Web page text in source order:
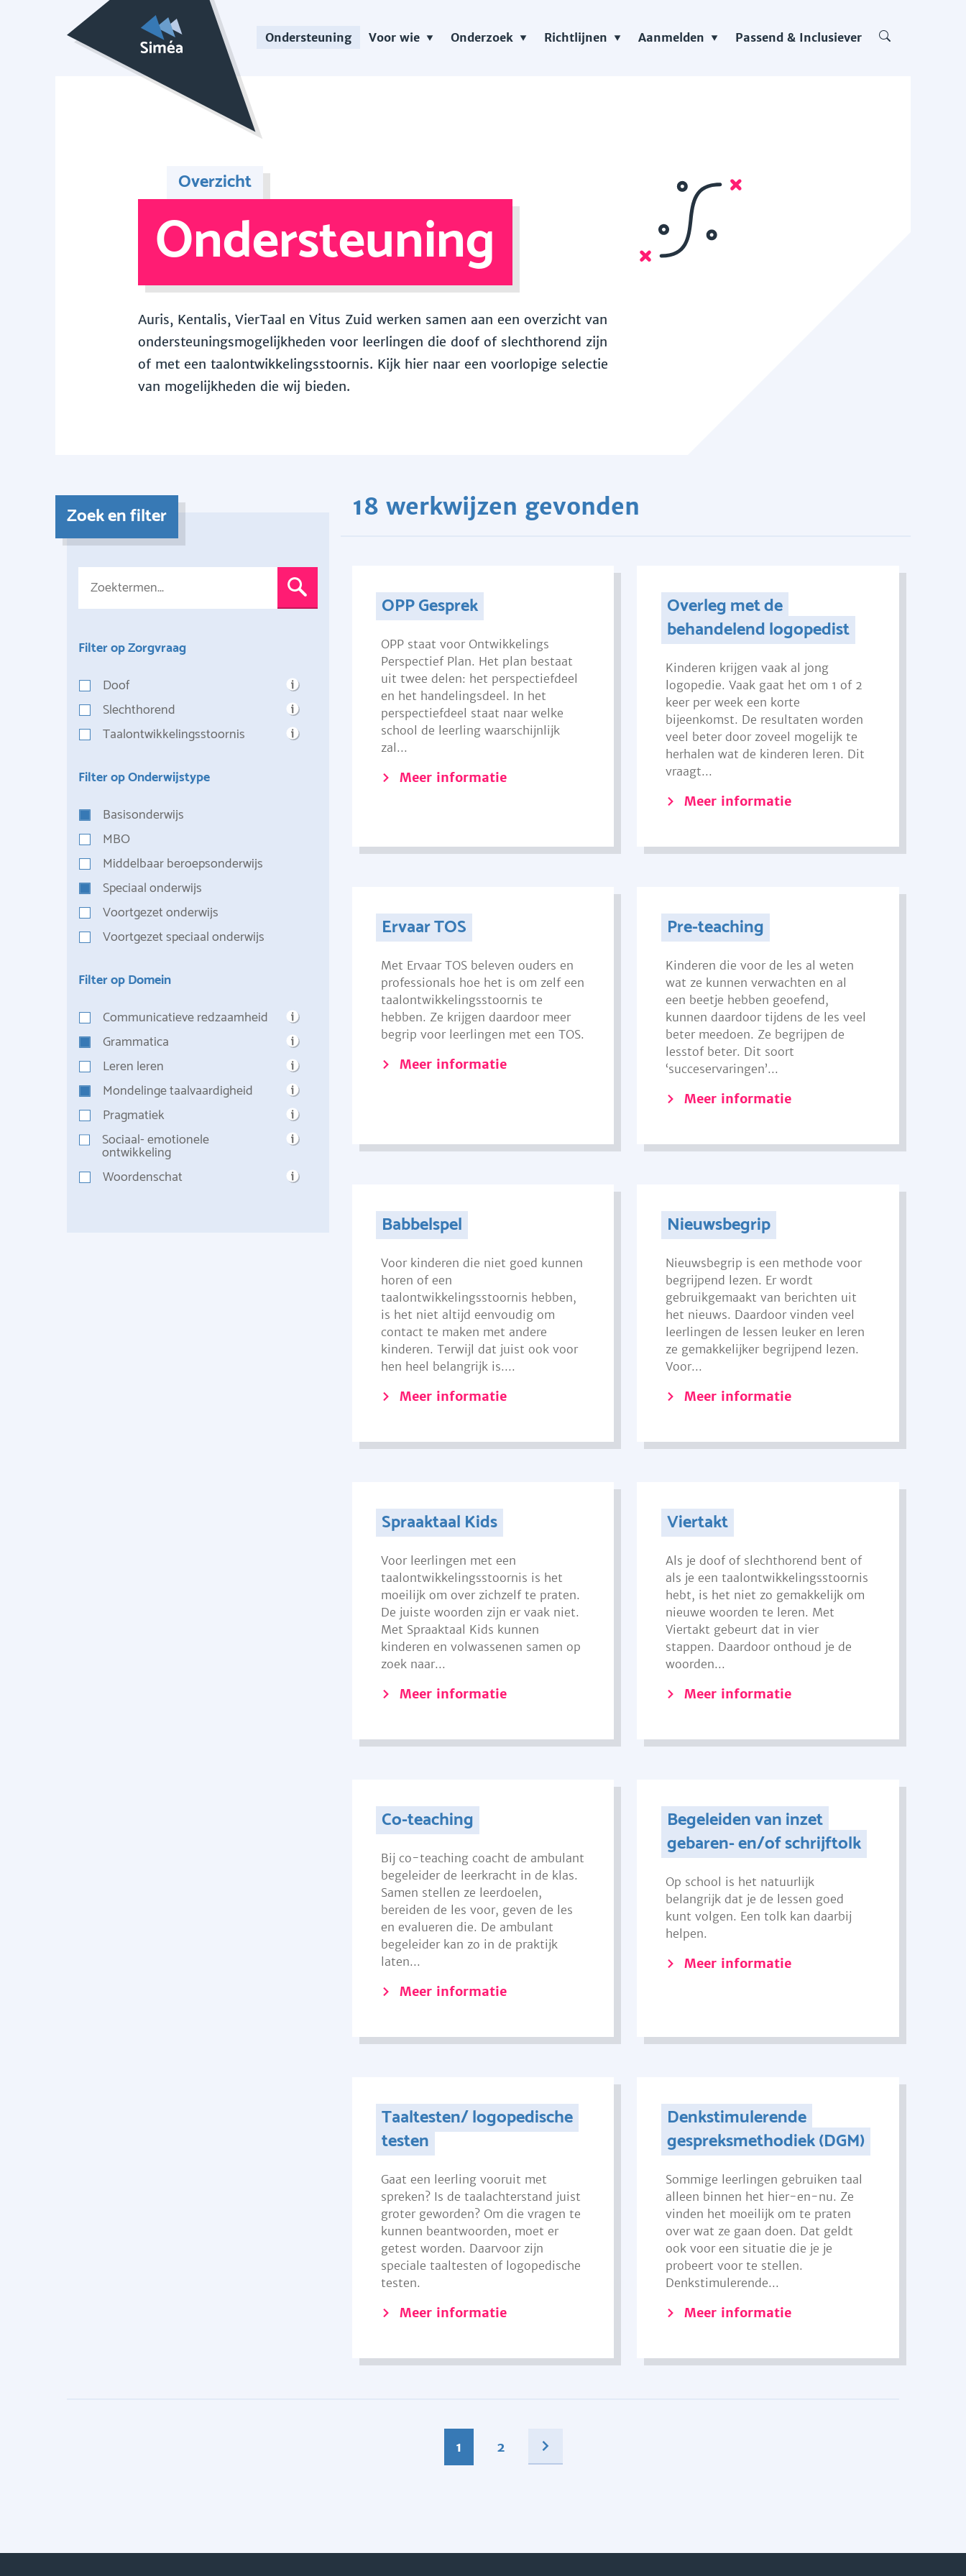
Ondersteuning Voor wie Onderzoek Richtlijnen Aanmelden Passend & Inclusiever
Overzicht
Ondersteuning
Auris, Kentalis, VierTaal en Vitus Zuid werken samen aan een overzicht van
ondersteuningsmogelijkheden voor leerlingen die doof of slechthorend zijn
of met een taalontwikkelingsstoornis. Kijk hier naar een voorlopige selectie
van mogelijkheden die wij bieden.
Zoek en filter
Filter op Zorgvraag
Doof
Slechthorend
Taalontwikkelingsstoornis
Filter op Onderwijstype
Basisonderwijs
MBO
Middelbaar beroepsonderwijs
Speciaal onderwijs
Voortgezet onderwijs
Voortgezet speciaal onderwijs
Filter op Domein
Communicatieve redzaamheid
Grammatica
Leren leren
Mondelinge taalvaardigheid
Pragmatiek
Sociaal- emotionele
ontwikkeling
Woordenschat
18 werkwijzen gevonden
OPP Gesprek
OPP staat voor Ontwikkelings
Perspectief Plan. Het plan bestaat
uit twee delen: het perspectiefdeel
en het handelingsdeel. In het
perspectiefdeel staat naar welke
school de leerling waarschijnlijk
zal...
Meer informatie
Overleg met de
behandelend logopedist
Kinderen krijgen vaak al jong
logopedie. Vaak gaat het om 1 of 2
keer per week een korte
bijeenkomst. De resultaten worden
veel beter door zoveel mogelijk te
herhalen wat de kinderen leren. Dit
vraagt...
Meer informatie
Ervaar TOS
Met Ervaar TOS beleven ouders en
professionals hoe het is om zelf een
taalontwikkelingsstoornis te
hebben. Ze krijgen daardoor meer
begrip voor leerlingen met een TOS.
Meer informatie
Pre-teaching
Kinderen die voor de les al weten
wat ze kunnen verwachten en al
een beetje hebben geoefend,
kunnen daardoor tijdens de les veel
beter meedoen. Ze begrijpen de
lesstof beter. Dit soort
‘succeservaringen’...
Meer informatie
Babbelspel
Voor kinderen die niet goed kunnen
horen of een
taalontwikkelingsstoornis hebben,
is het niet altijd eenvoudig om
contact te maken met andere
kinderen. Terwijl dat juist ook voor
hen heel belangrijk is....
Meer informatie
Nieuwsbegrip
Nieuwsbegrip is een methode voor
begrijpend lezen. Er wordt
gebruikgemaakt van berichten uit
het nieuws. Daardoor vinden veel
leerlingen de lessen leuker en leren
ze gemakkelijker begrijpend lezen.
Voor...
Meer informatie
Spraaktaal Kids
Voor leerlingen met een
taalontwikkelingsstoornis is het
moeilijk om over zichzelf te praten.
De juiste woorden zijn er vaak niet.
Met Spraaktaal Kids kunnen
kinderen en volwassenen samen op
zoek naar...
Meer informatie
Viertakt
Als je doof of slechthorend bent of
als je een taalontwikkelingsstoornis
hebt, is het niet zo gemakkelijk om
nieuwe woorden te leren. Met
Viertakt gebeurt dat in vier
stappen. Daardoor onthoud je de
woorden...
Meer informatie
Co-teaching
Bij co-teaching coacht de ambulant
begeleider de leerkracht in de klas.
Samen stellen ze leerdoelen,
bereiden de les voor, geven de les
en evalueren die. De ambulant
begeleider kan zo in de praktijk
laten...
Meer informatie
Begeleiden van inzet
gebaren- en/of schrijftolk
Op school is het natuurlijk
belangrijk dat je de lessen goed
kunt volgen. Een tolk kan daarbij
helpen.
Meer informatie
Taaltesten/ logopedische
testen
Gaat een leerling vooruit met
spreken? Is de taalachterstand juist
groter geworden? Om die vragen te
kunnen beantwoorden, moet er
getest worden. Daarvoor zijn
speciale taaltesten of logopedische
testen.
Meer informatie
Denkstimulerende
gespreksmethodiek (DGM)
Sommige leerlingen gebruiken taal
alleen binnen het hier-en-nu. Ze
vinden het moeilijk om te praten
over wat ze gaan doen. Dat geldt
ook voor een situatie die je je
probeert voor te stellen.
Denkstimulerende...
Meer informatie
1 2